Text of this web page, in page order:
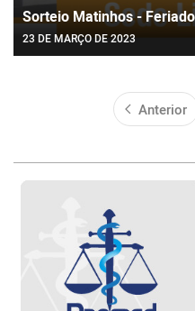
Sorteio Matinhos -
23 DE MARÇO DE 2023
Anterior